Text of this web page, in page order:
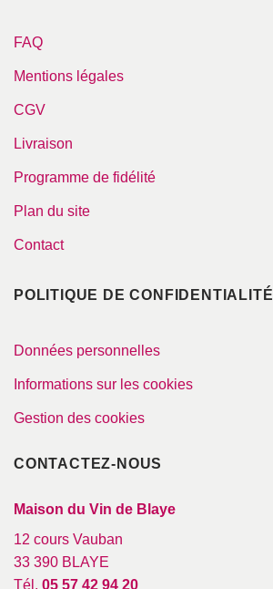
FAQ
Mentions légales
CGV
Livraison
Programme de fidélité
Plan du site
Contact
POLITIQUE DE CONFIDENTIALITÉ
Données personnelles
Informations sur les cookies
Gestion des cookies
CONTACTEZ-NOUS
Maison du Vin de Blaye
12 cours Vauban
33 390 BLAYE
Tél. 05 57 42 94 20